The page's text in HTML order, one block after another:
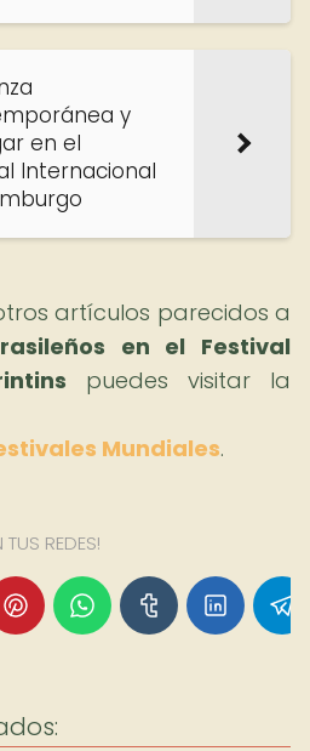
y
en el
Internacional
artículos parecidos a
en el Festival
puedes visitar la
Mundiales.
REDES!